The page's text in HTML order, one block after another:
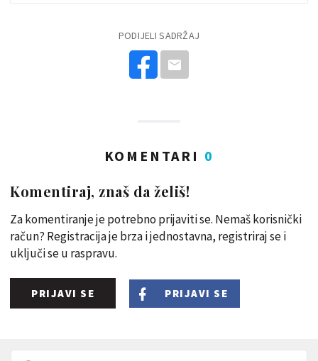
PODIJELI SADRŽAJ
KOMENTARI 0
Komentiraj, znaš da želiš!
Za komentiranje je potrebno prijaviti se. Nemaš korisnički
račun? Registracija je brza i jednostavna, registriraj se i
uključi se u raspravu.
PRIJAVI SE PRIJAVI SE